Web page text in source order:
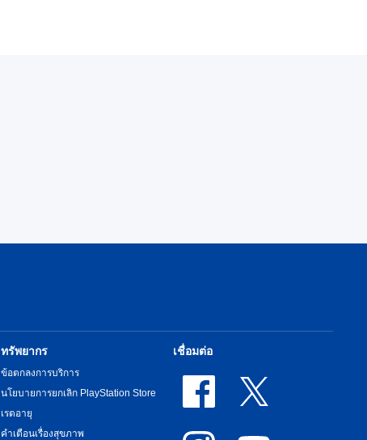
ทรัพยากร
ข้อตกลงการบริการ
นโยบายการยกเลิก PlayStation Store
เรตอายุ
คำเตือนเรื่องสุขภาพ
เชื่อมต่อ